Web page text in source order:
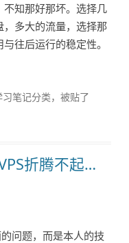
知那好那坏。选择几
多大的流量，选择那
往后运行的稳定性。
习笔记分类，被贴了
折腾不起…
问题，而是本人的技